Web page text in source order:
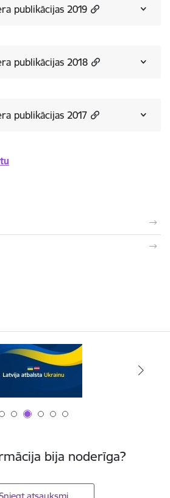
publikācijas 2019
publikācijas 2018
publikācijas 2017
bija noderīga?